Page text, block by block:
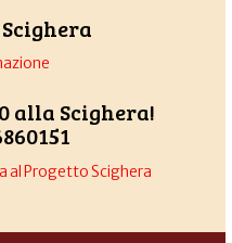
alla Scighera!
al Progetto Scighera